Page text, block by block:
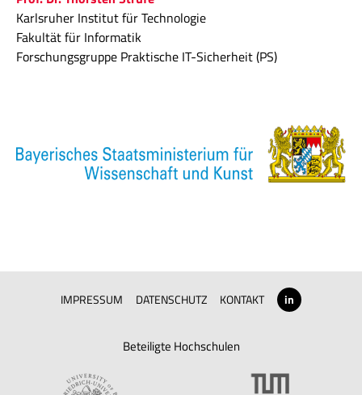
Karlsruher Institut für Technologie
Fakultät für Informatik
Forschungsgruppe Praktische IT-Sicherheit (PS)
Beteiligte Hochschulen
IMPRESSUM DATENSCHUTZ KONTAKT in